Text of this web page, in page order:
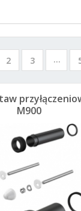
2 3 ...
M900